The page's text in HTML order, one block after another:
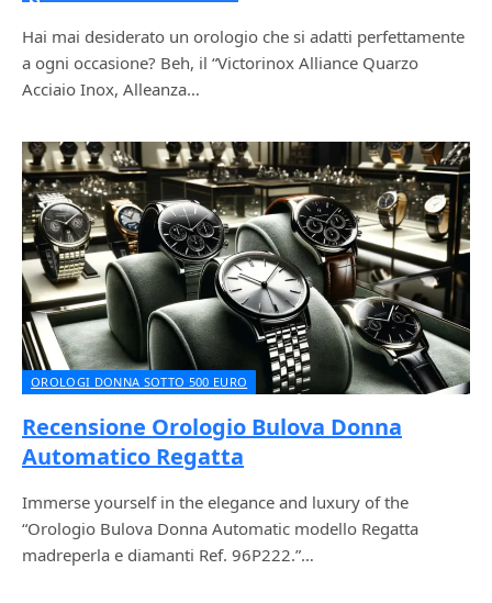
Hai mai desiderato un orologio che si adatti perfettamente
a ogni occasione? Beh, il “Victorinox Alliance Quarzo
Acciaio Inox, Alleanza…
OROLOGI DONNA SOTTO 500 EURO
Recensione Orologio Bulova Donna
Automatico Regatta
Immerse yourself in the elegance and luxury of the
“Orologio Bulova Donna Automatic modello Regatta
madreperla e diamanti Ref. 96P222.”…